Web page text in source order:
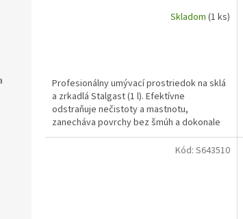
Skladom (1 ks)
Profesionálny umývací prostriedok na sklá
a zrkadlá Stalgast (1 l). Efektívne
odstraňuje nečistoty a mastnotu,
zanecháva povrchy bez šmúh a dokonale
lesklé. Ideálny pre všetky...
Kód: S643510